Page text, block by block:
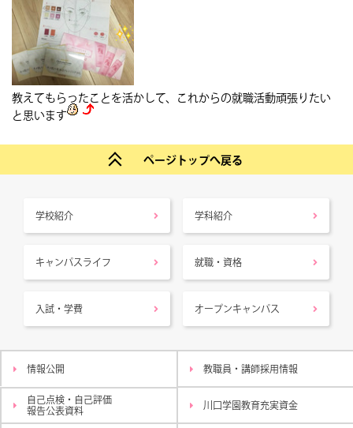
教えてもらったことを活かして、これからの就職活動頑張りたい
と思います
ページトップへ戻る
学校紹介 学科紹介
キャンパスライフ 就職・資格
入試・学費 オープンキャンパス
情報公開 教職員・講師採用情報
自己点検・自己評価
報告公表資料
川口学園教育充実資金